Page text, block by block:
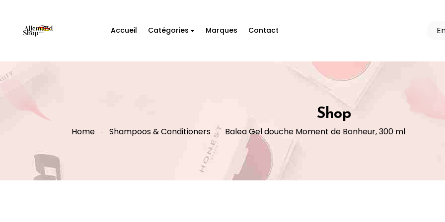
Accueil Catégories Marques Contact
Shop
Home Shampoos & Conditioners Balea Gel douche Moment de Bonheur, 300 ml